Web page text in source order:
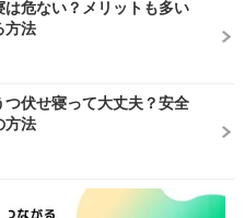
危ない？メリットも多い
方法
伏せ寝って大丈夫？安全
方法